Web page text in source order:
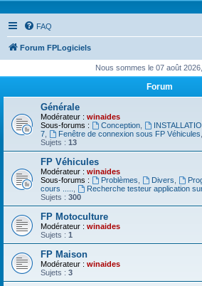
FAQ
Forum FPLogiciels
Nous sommes le 07 août
Forum
Générale
Modérateur : winaides
Sous-forums :
Conception,
7
Fenêtre de connexion sous FP Véhicules
Sujets : 13
FP Véhicules
Modérateur : winaides
Sous-forums :
Problèmes Divers
cours .....
Recherche testeur application sur
Sujets : 300
FP Motoculture
Modérateur : winaides
Sujets : 1
FP Maison
Modérateur : winaides
Sujets : 3